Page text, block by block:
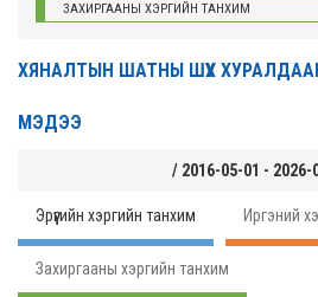
ЗАХИРГААНЫ ХЭРГИЙН ТАНХИМ
ХЯНАЛТЫН ШАТНЫ ШҮҮХ
МЭДЭЭ
/ 2016-05-01 - 2026-
Эрүүгийн хэргийн танхим Иргэний
Захиргааны хэргийн танхим